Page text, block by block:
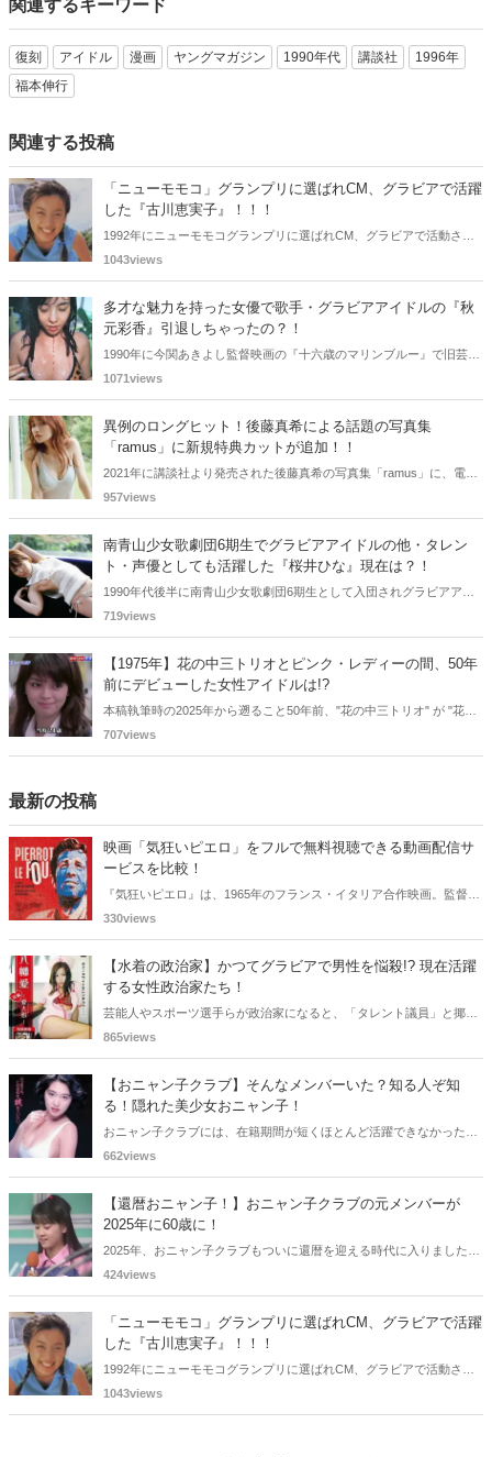
関連するキーワード
復刻 アイドル 漫画 ヤングマガジン 1990年代 講談社
1996年
福本伸行
関連する投稿
「ニューモモコ」グランプリに選ばれCM、グラビアで活躍
した『古川恵実子』！！！
1992年にニューモモコグランプリに選ばれCM、グラビアで活動され
ていた古川恵実子さん。2010年3月頃まではラジオDJを担当されてい
みました。
1043views
多才な魅力を持った女優で歌手・グラビアアイドルの『秋
元彩香』引退しちゃったの？！
1990年に今関あきよし監督映画の『十六歳のマリンブルー』で旧芸名
は古谷 玲香で主演デビューした秋元 彩香さん。映画やドラマ・歌手
なくなりました。
1071views
異例のロングヒット！後藤真希による話題の写真集
「ramus」に新規特典カットが追加！！
2021年に講談社より発売された後藤真希の写真集「ramus」に、電子
版限定特典として新たな5カットを追加した「電子書籍限定カット付
957views
南青山少女歌劇団6期生でグラビアアイドルの他・タレン
ト・声優としても活躍した『桜井ひな』現在は？！
1990年代後半に南青山少女歌劇団6期生として入団されグラビアアイ
ドル、女優、タレント、声優としても活躍した桜井ひなさん。懐かし
719views
【1975年】花の中三トリオとピンク・レディーの間、50年
前にデビューした女性アイドルは!?
本稿執筆時の2025年から遡ること50年前、"花の中三トリオ" が "花の
高二トリオ" になり、ピンク・レディーはまだデビュー前でした。そ
707views
最新の投稿
映画「気狂いピエロ」をフルで無料視聴できる動画配信サ
ービスを比較！
『気狂いピエロ』は、1965年のフランス・イタリア合作映画。監督は
ジャン＝リュック・ゴダール。アンナ・カリーナ、ジャン＝ポール・
をご紹介します。
330views
【水着の政治家】かつてグラビアで男性を悩殺!? 現在活躍
する女性政治家たち！
芸能人やスポーツ選手らが政治家になると、「タレント議員」と揶揄
されることがありますが、同時に、"タレントとしての活躍" が再注目
わどいショットで多くの男性を魅了した女性も!? 今回は、そんなグラ
ビアで活躍した女性政治家6名をご紹介します。
865views
【おニャン子クラブ】そんなメンバーいた？知る人ぞ知
る！隠れた美少女おニャン子！
おニャン子クラブには、在籍期間が短くほとんど活躍できなかったも
のの、知る人ぞ知る "美少女おニャン子" がいました。それも、強制的
子まで様々です。今回は、筆者の独断と偏見で、4人の "隠れ美少女お
ニャン子" をご紹介します。
662views
【還暦おニャン子！】おニャン子クラブの元メンバーが
2025年に60歳に！
2025年、おニャン子クラブもついに還暦を迎える時代に入りました。
おニャン子クラブの元メンバーは全員が昭和40年代生まれで、そのう
れ）の二人です。しかも、この二人には年齢以外の共通点もありま
す。さて、誰と誰でしょうか？
424views
「ニューモモコ」グランプリに選ばれCM、グラビアで活躍
した『古川恵実子』！！！
1992年にニューモモコグランプリに選ばれCM、グラビアで活動され
ていた古川恵実子さん。2010年3月頃まではラジオDJを担当されてい
1043views